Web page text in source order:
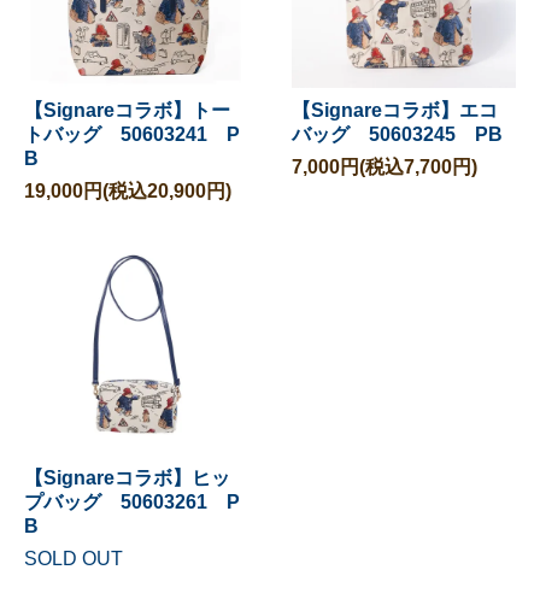
【Signareコラボ】トー
トバッグ 50603241 P
B
19,000円(税込20,900円)
【Signareコラボ】エコ
バッグ 50603245 PB
7,000円(税込7,700円)
【Signareコラボ】ヒッ
プバッグ 50603261 P
B
SOLD OUT